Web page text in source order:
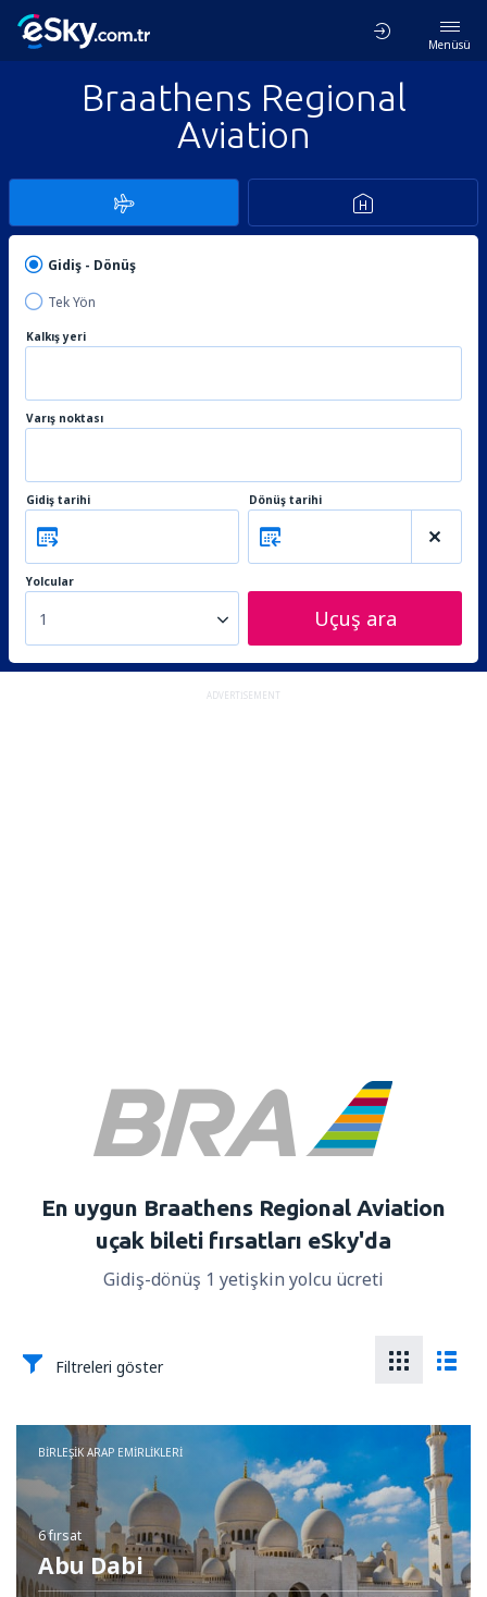
Menüsü
Braathens Regional
Aviation
Gidiş - Dönüş
Tek Yön
Kalkış yeri
Varış noktası
Gidiş tarihi Dönüş tarihi
Yolcular
1 Uçuş ara
ADVERTISEMENT
En uygun Braathens Regional Aviation
uçak bileti fırsatları eSky'da
Gidiş-dönüş 1 yetişkin yolcu ücreti
Filtreleri göster
BIRLEŞIK ARAP EMIRLIKLERI
6 fırsat
Abu Dabi